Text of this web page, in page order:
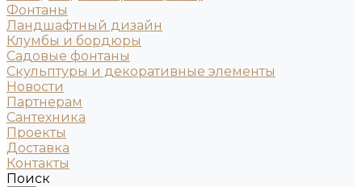
Фонтаны
Ландшафтный дизайн
Клумбы и бордюры
Садовые фонтаны
Скульптуры и декоративные элементы
Новости
Партнерам
Сантехника
Проекты
Доставка
Контакты
Поиск